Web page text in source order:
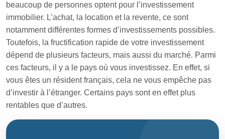
beaucoup de personnes optent pour l’investissement
immobilier. L’achat, la location et la revente, ce sont
notamment différentes formes d’investissements possibles.
Toutefois, la fructification rapide de votre investissement
dépend de plusieurs facteurs, mais aussi du marché. Parmi
ces facteurs, il y a le pays où vous investissez. En effet, si
vous êtes un résident français, cela ne vous empêche pas
d’investir à l’étranger. Certains pays sont en effet plus
rentables que d’autres.